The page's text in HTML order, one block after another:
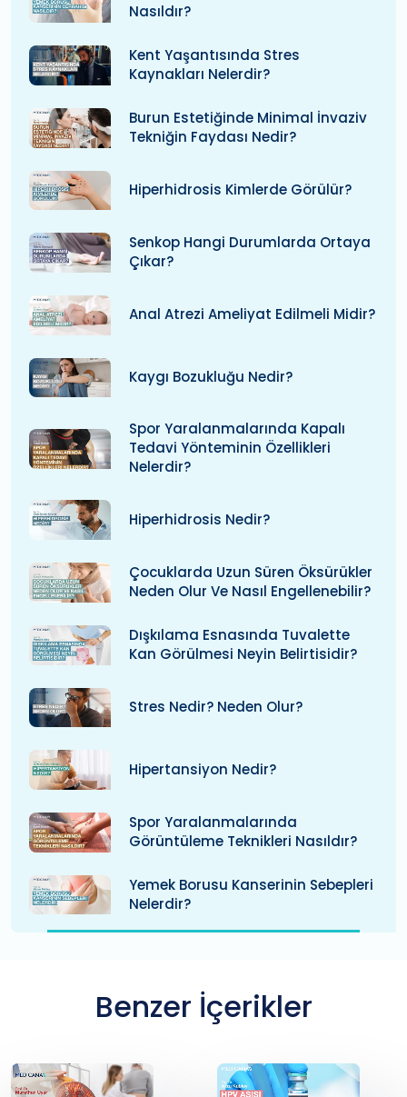
Nasıldır?
Kent Yaşantısında Stres
Kaynakları Nelerdir?
Burun Estetiğinde Minimal İnvaziv
Tekniğin Faydası Nedir?
Hiperhidrosis Kimlerde Görülür?
Senkop Hangi Durumlarda Ortaya
Çıkar?
Anal Atrezi Ameliyat Edilmeli Midir?
Kaygı Bozukluğu Nedir?
Spor Yaralanmalarında Kapalı
Tedavi Yönteminin Özellikleri
Nelerdir?
Hiperhidrosis Nedir?
Çocuklarda Uzun Süren Öksürükler
Neden Olur Ve Nasıl Engellenebilir?
Dışkılama Esnasında Tuvalette
Kan Görülmesi Neyin Belirtisidir?
Stres Nedir? Neden Olur?
Hipertansiyon Nedir?
Spor Yaralanmalarında
Görüntüleme Teknikleri Nasıldır?
Yemek Borusu Kanserinin Sebepleri
Nelerdir?
Benzer İçerikler